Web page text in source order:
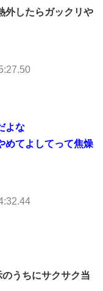
外したらガックリや
よな
めてよしてって焦燥
うちにサクサク当